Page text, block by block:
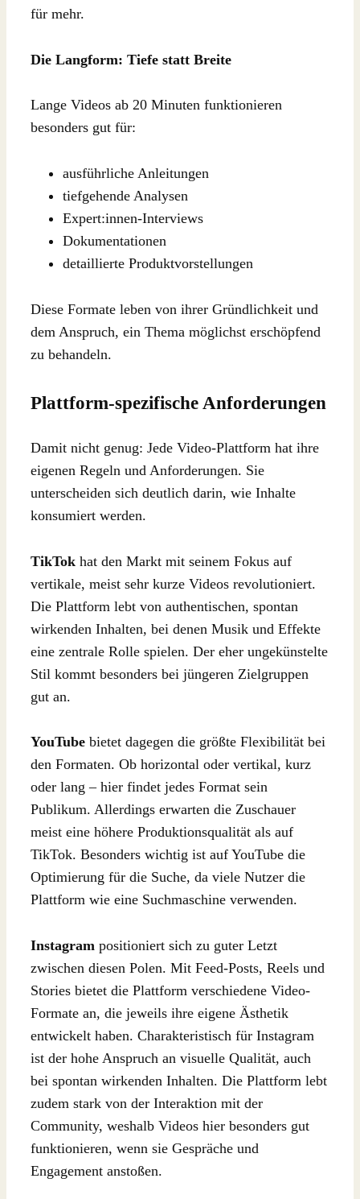
für mehr.
Die Langform: Tiefe statt Breite
Lange Videos ab 20 Minuten funktionieren
besonders gut für:
ausführliche Anleitungen
tiefgehende Analysen
Expert:innen-Interviews
Dokumentationen
detaillierte Produktvorstellungen
Diese Formate leben von ihrer Gründlichkeit und
dem Anspruch, ein Thema möglichst erschöpfend
zu behandeln.
Plattform-spezifische Anforderungen
Damit nicht genug: Jede Video-Plattform hat ihre
eigenen Regeln und Anforderungen. Sie
unterscheiden sich deutlich darin, wie Inhalte
konsumiert werden.
TikTok hat den Markt mit seinem Fokus auf
vertikale, meist sehr kurze Videos revolutioniert.
Die Plattform lebt von authentischen, spontan
wirkenden Inhalten, bei denen Musik und Effekte
eine zentrale Rolle spielen. Der eher ungekünstelte
Stil kommt besonders bei jüngeren Zielgruppen
gut an.
YouTube bietet dagegen die größte Flexibilität bei
den Formaten. Ob horizontal oder vertikal, kurz
oder lang – hier findet jedes Format sein
Publikum. Allerdings erwarten die Zuschauer
meist eine höhere Produktionsqualität als auf
TikTok. Besonders wichtig ist auf YouTube die
Optimierung für die Suche, da viele Nutzer die
Plattform wie eine Suchmaschine verwenden.
Instagram positioniert sich zu guter Letzt
zwischen diesen Polen. Mit Feed-Posts, Reels und
Stories bietet die Plattform verschiedene Video-
Formate an, die jeweils ihre eigene Ästhetik
entwickelt haben. Charakteristisch für Instagram
ist der hohe Anspruch an visuelle Qualität, auch
bei spontan wirkenden Inhalten. Die Plattform lebt
zudem stark von der Interaktion mit der
Community, weshalb Videos hier besonders gut
funktionieren, wenn sie Gespräche und
Engagement anstoßen.